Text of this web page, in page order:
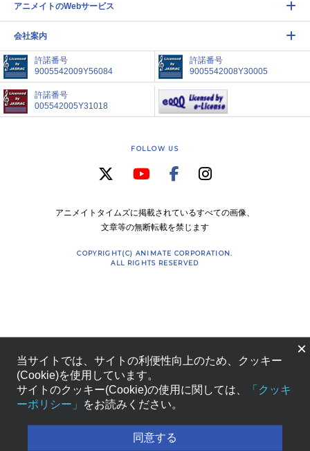
アニメイトのWebサービス
会社案内
許諾番号
9005542009Y56084
許諾番号
9005542008Y30005
許諾番号
005542005Y31018
FOLLOW US
アニメイトタイムズに掲載されているすべての画像、
文章等の無断転載を禁じます
COPYRIGHT(C) ANIMATE CORPORATION.
ALL RIGHTS RESERVED
×
当サイトでは、サイトの利便性向上のため、クッキー
(Cookie)を使用しています。
サイトのクッキー(Cookie)の使用に関しては、
「クッキ
ーポリシー」
をお読みください。
同意する